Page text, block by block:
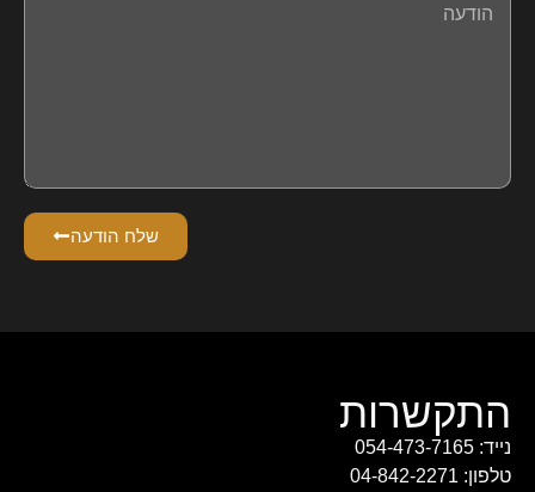
שלח הודעה
התקשרות
נייד: 054-473-7165
טלפון: 04-842-2271